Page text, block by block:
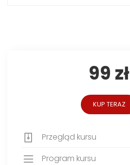
99 zł
KUP TERAZ
Przegląd kursu
Program kursu